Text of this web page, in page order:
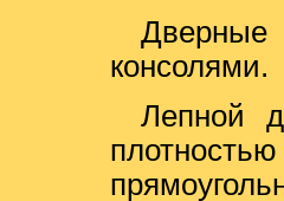
консолями.
Лепной